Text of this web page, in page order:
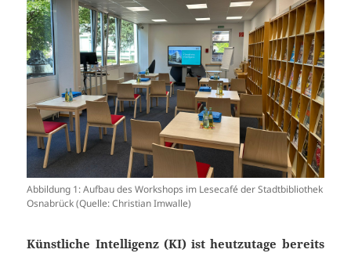
Abbildung 1: Aufbau des Workshops im Lesecafé der Stadtbibliothek
Osnabrück (Quelle: Christian Imwalle)
Künstliche Intelligenz (KI) ist heutzutage bereits